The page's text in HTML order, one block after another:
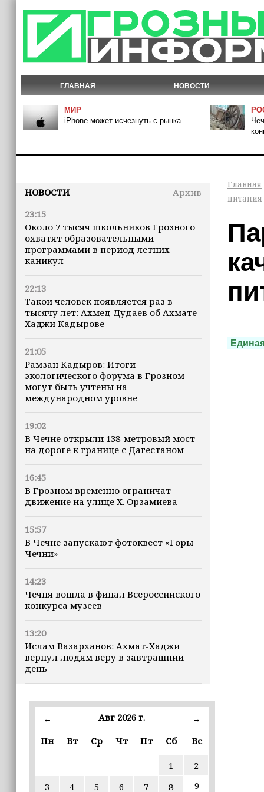
ГЛАВНАЯ НОВОСТИ
МИР
iPhone может исчезнуть с рынка
НОВОСТИ
Архив
23:15
Около 7 тысяч школьников Грозного
охватят образовательными
программами в период летних
каникул
22:13
Такой человек появляется раз в
тысячу лет: Ахмед Дудаев об Ахмате-
Хаджи Кадырове
21:05
Рамзан Кадыров: Итоги
экологического форума в Грозном
могут быть учтены на
международном уровне
19:02
В Чечне открыли 138-метровый мост
на дороге к границе с Дагестаном
16:45
В Грозном временно ограничат
движение на улице Х. Орзамиева
15:57
В Чечне запускают фотоквест «Горы
Чечни»
14:23
Чечня вошла в финал Всероссийского
конкурса музеев
13:20
Ислам Вазарханов: Ахмат-Хаджи
вернул людям веру в завтрашний
день
Силы ПВО за ночь сбили 397
украинских БПЛА
10:37
Минтруд предложил расширить круг
лиц, имеющих право на две пенсии
← Авг 2026 г.
→
Пн
Вт Ср Чт Пт Сб Вс
1
2
3
4 5 6 7 8
9
Главная